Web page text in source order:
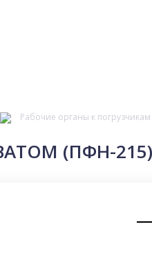
Рабочие органы к погрузчикам
(ПФН-215)